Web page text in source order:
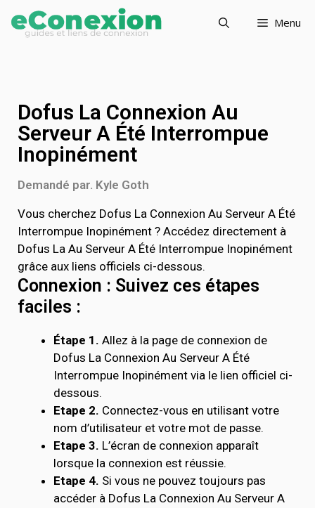
Menu
Dofus La Connexion Au
Serveur A Été Interrompue
Inopinément
Demandé par. Kyle Goth
Vous cherchez Dofus La Connexion Au Serveur A Été
Interrompue Inopinément ? Accédez directement à
Dofus La Au Serveur A Été Interrompue Inopinément
grâce aux liens officiels ci-dessous.
Connexion : Suivez ces étapes
faciles :
Étape 1. Allez à la page de connexion de
Dofus La Connexion Au Serveur A Été
Interrompue Inopinément via le lien officiel ci-
dessous.
Etape 2. Connectez-vous en utilisant votre
nom d’utilisateur et votre mot de passe.
Etape 3. L’écran de connexion apparaît
lorsque la connexion est réussie.
Etape 4. Si vous ne pouvez toujours pas
accéder à Dofus La Connexion Au Serveur A